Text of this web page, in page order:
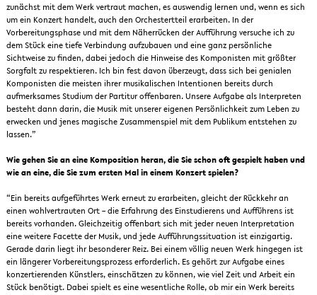
zunächst mit dem Werk vertraut machen, es auswendig lernen und, wenn es sich
um ein Konzert handelt, auch den Orchestertteil erarbeiten. In der
Vorbereitungsphase und mit dem Näherrücken der Aufführung versuche ich zu
dem Stück eine tiefe Verbindung aufzubauen und eine ganz persönliche
Sichtweise zu finden, dabei jedoch die Hinweise des Komponisten mit größter
Sorgfalt zu respektieren. Ich bin fest davon überzeugt, dass sich bei genialen
Komponisten die meisten ihrer musikalischen Intentionen bereits durch
aufmerksames Studium der Partitur offenbaren. Unsere Aufgabe als Interpreten
besteht dann darin, die Musik mit unserer eigenen Persönlichkeit zum Leben zu
erwecken und jenes magische Zusammenspiel mit dem Publikum entstehen zu
lassen.”
Wie gehen Sie an eine Komposition heran, die Sie schon oft gespielt haben und
wie an eine, die Sie zum ersten Mal in einem Konzert spielen?
“Ein bereits aufgeführtes Werk erneut zu erarbeiten, gleicht der Rückkehr an
einen wohlvertrauten Ort – die Erfahrung des Einstudierens und Aufführens ist
bereits vorhanden. Gleichzeitig offenbart sich mit jeder neuen Interpretation
eine weitere Facette der Musik, und jede Aufführungssituation ist einzigartig.
Gerade darin liegt ihr besonderer Reiz. Bei einem völlig neuen Werk hingegen ist
ein längerer Vorbereitungsprozess erforderlich. Es gehört zur Aufgabe eines
konzertierenden Künstlers, einschätzen zu können, wie viel Zeit und Arbeit ein
Stück benötigt. Dabei spielt es eine wesentliche Rolle, ob mir ein Werk bereits